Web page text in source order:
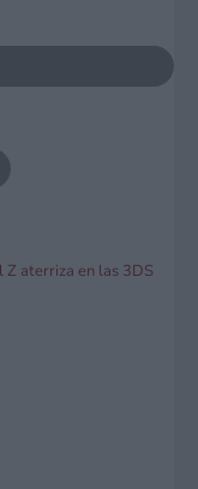
Z aterriza en las 3DS